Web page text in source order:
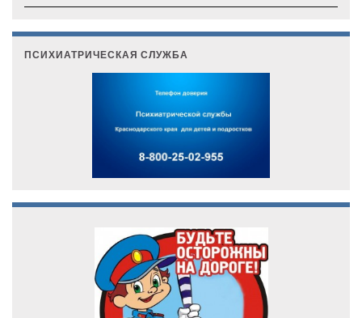
ПСИХИАТРИЧЕСКАЯ СЛУЖБА